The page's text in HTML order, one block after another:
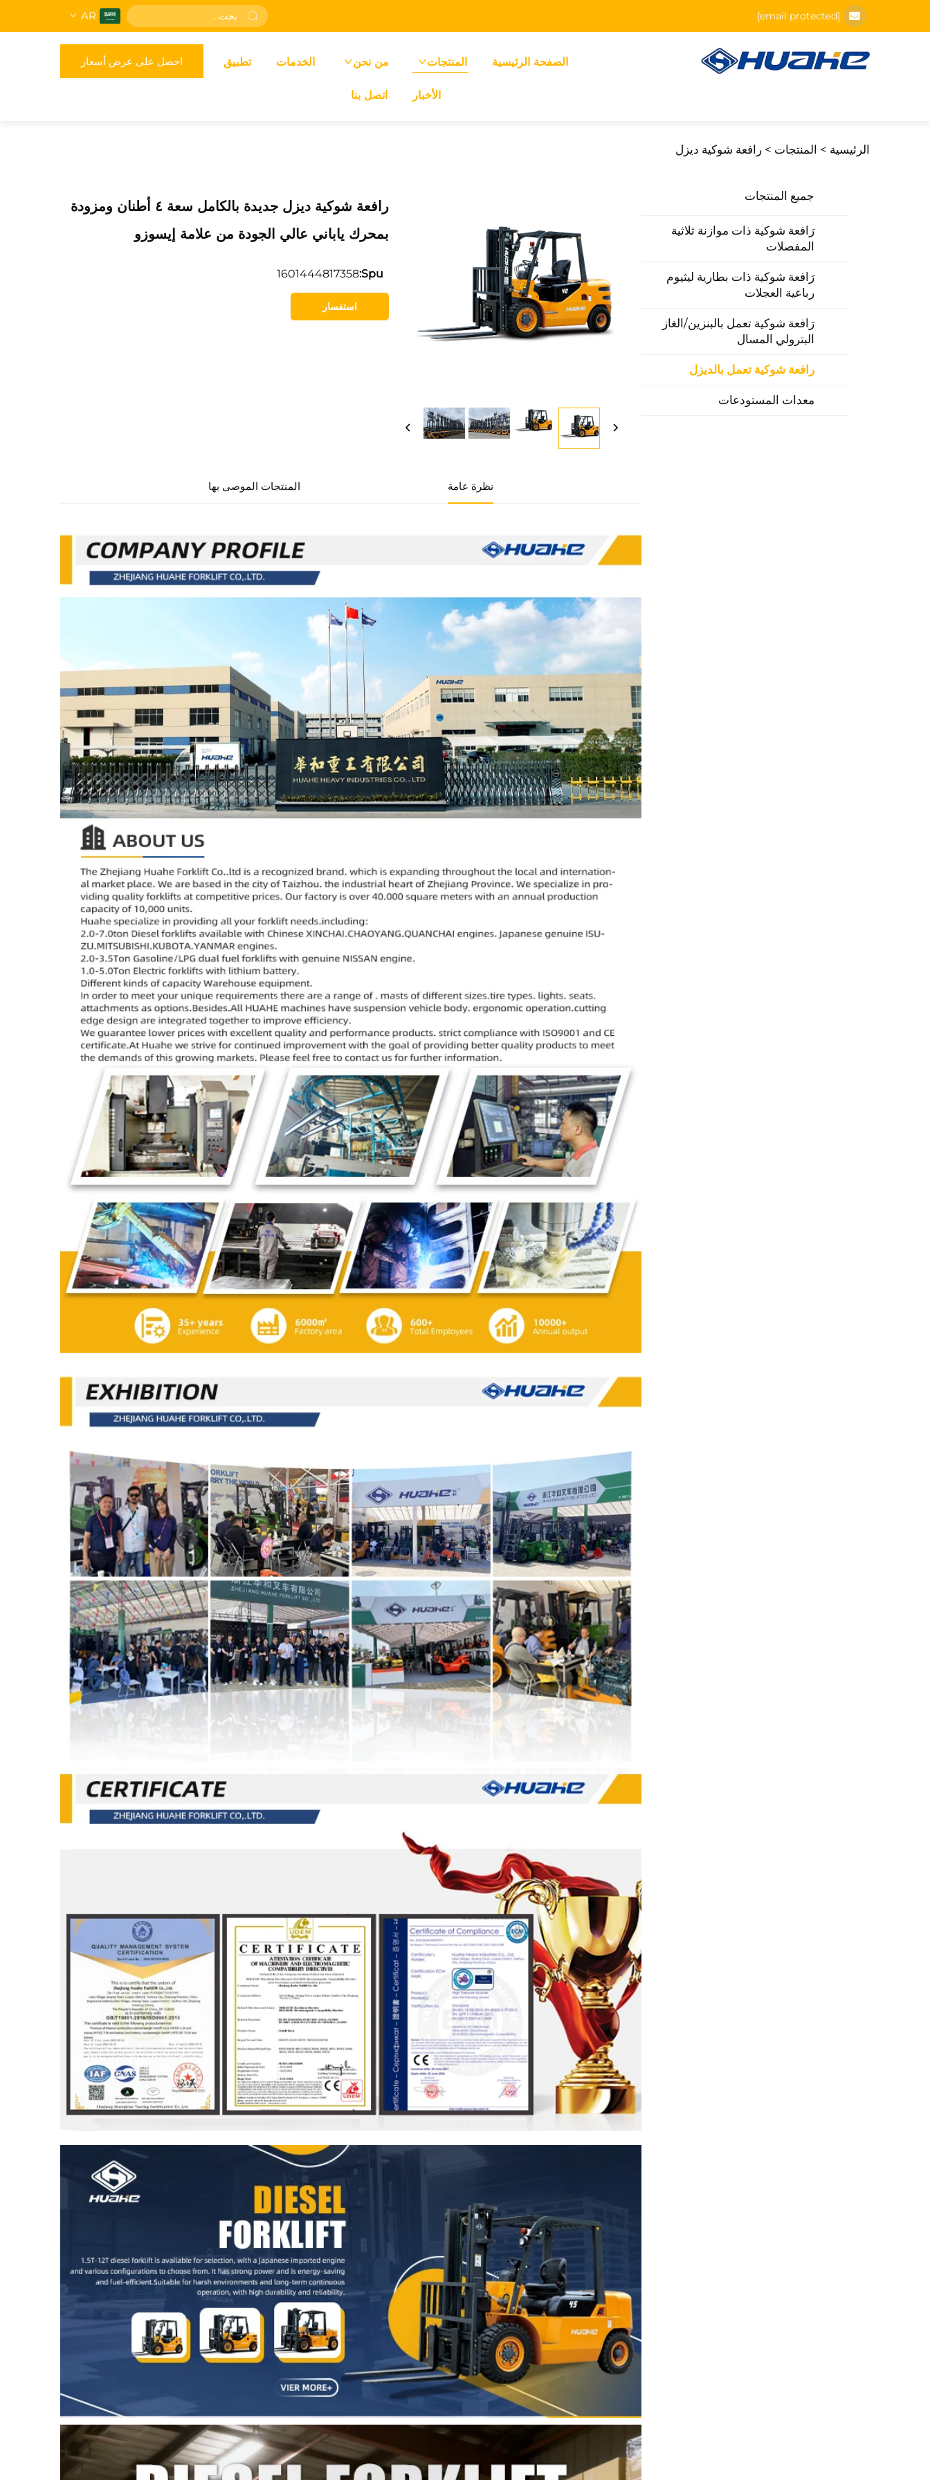
[email protected]
AR
الصفحة الرئيسية المنتجات من نحن الخدمات تطبيق
الأخبار اتصل بنا
احصل على عرض أسعار
الرئيسية > المنتجات > رافعة شوكية ديزل
جميع المنتجات
رَافعة شوكية ذات موازنة ثلاثية
المفصلات
رَافعة شوكية ذات بطارية ليثيوم
رباعية العجلات
رَافعة شوكية تعمل بالبنزين/الغاز
البترولي المسال
رافعة شوكية تعمل بالديزل
معدات المستودعات
رافعة شوكية ديزل جديدة بالكامل سعة ٤ أطنان ومزودة
بمحرك ياباني عالي الجودة من علامة إيسوزو
Spu:
1601444817358
استفسار
نظرة عامة المنتجات الموصى بها